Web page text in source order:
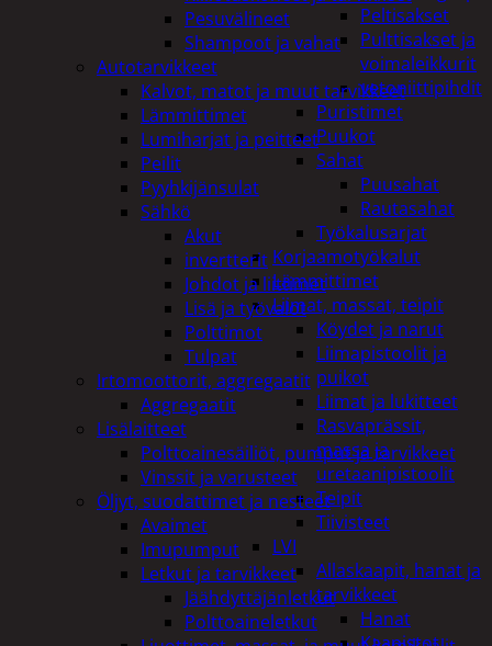
Peltisakset
Pulttisakset ja
voimaleikkurit
vetoniittipihdit
Puristimet
Puukot
Sahat
Puusahat
Rautasahat
Työkalusarjat
Korjaamotyökalut
Lämmittimet
Liimat, massat, teipit
Köydet ja narut
Liimapistoolit ja
puikot
Liimat ja lukitteet
Rasvaprässit,
massa ja
uretaanipistoolit
Teipit
Tiivisteet
LVI
Allaskaapit, hanat ja
tarvikkeet
Hanat
Pesuvälineet
Shampoot ja vahat
Autotarvikkeet
Kalvot, matot ja muut tarvikkeet
Lämmittimet
Lumiharjat ja peitteet
Peilit
Pyyhkijänsulat
Sähkö
Akut
invertterit
Johdot ja liittimet
Lisä ja työvalot
Polttimot
Tulpat
Irtomoottorit, aggregaatit
Aggregaatit
Lisälaitteet
Polttoainesäiliöt, pumput ja tarvikkeet
Vinssit ja varusteet
Öljyt, suodattimet ja nesteet
Avaimet
Imupumput
Letkut ja tarvikkeet
Jäähdyttäjänletkut
Polttoaineletkut